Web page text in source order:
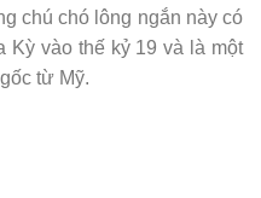
chú chó lông ngắn này có
Kỳ vào thế kỷ 19 và là một
từ Mỹ.